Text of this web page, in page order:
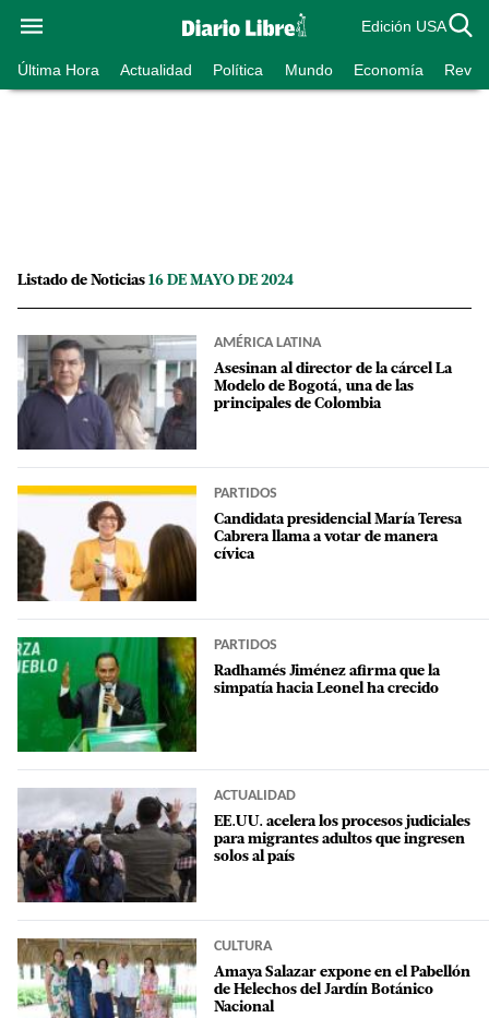
Edición USA
Última Hora Actualidad Política Mundo Economía
Listado de Noticias 16 DE MAYO DE 2024
AMÉRICA LATINA
Asesinan al director de la cárcel La
Modelo de Bogotá, una de las
principales de Colombia
PARTIDOS
Candidata presidencial María Teresa
Cabrera llama a votar de manera
cívica
PARTIDOS
Radhamés Jiménez afirma que la
simpatía hacia Leonel ha crecido
ACTUALIDAD
EE.UU. acelera los procesos judiciales
para migrantes adultos que ingresen
solos al país
CULTURA
Amaya Salazar expone en el Pabellón
de Helechos del Jardín Botánico
Nacional